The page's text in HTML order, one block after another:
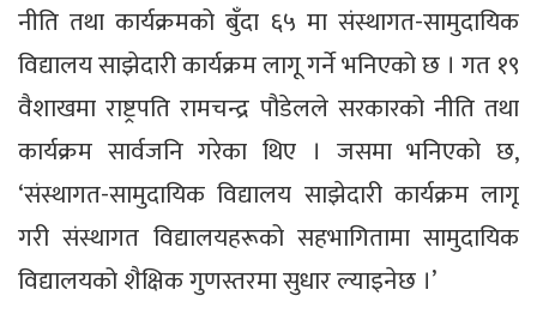
नीति तथा कार्यक्रमको बुँदा ६५ मा संस्थागत-सामुदायिक
विद्यालय साझेदारी कार्यक्रम लागू गर्ने भनिएको छ । गत १९
वैशाखमा राष्ट्रपति रामचन्द्र पौडेलले सरकारको नीति तथा
कार्यक्रम सार्वजनि गरेका थिए । जसमा भनिएको छ,
‘संस्थागत-सामुदायिक विद्यालय साझेदारी कार्यक्रम लागू
गरी संस्थागत विद्यालयहरूको सहभागितामा सामुदायिक
विद्यालयको शैक्षिक गुणस्तरमा सुधार ल्याइनेछ ।’